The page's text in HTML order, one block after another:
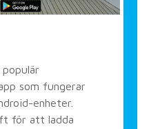
som fungerar
enheter.
för att ladda